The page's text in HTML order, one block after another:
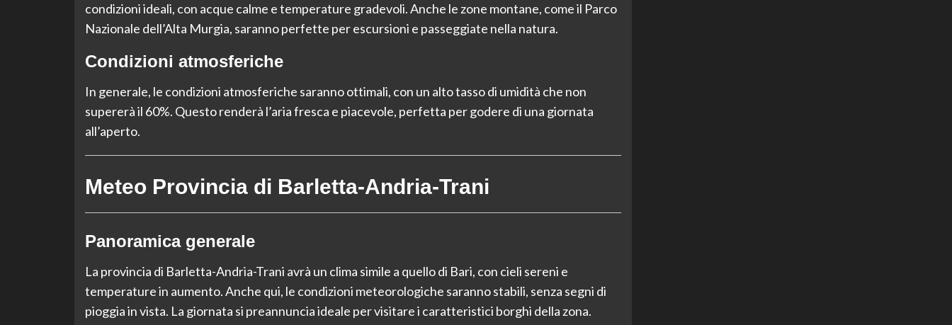
condizioni ideali, con acque calme e temperature gradevoli. Anche le zone montane, come il Parco
Nazionale dell’Alta Murgia, saranno perfette per escursioni e passeggiate nella natura.
Condizioni atmosferiche
In generale, le condizioni atmosferiche saranno ottimali, con un alto tasso di umidità che non
supererà il 60%. Questo renderà l’aria fresca e piacevole, perfetta per godere di una giornata
all’aperto.
Meteo Provincia di Barletta-Andria-Trani
Panoramica generale
La provincia di Barletta-Andria-Trani avrà un clima simile a quello di Bari, con cieli sereni e
temperature in aumento. Anche qui, le condizioni meteorologiche saranno stabili, senza segni di
pioggia in vista. La giornata si preannuncia ideale per visitare i caratteristici borghi della zona.